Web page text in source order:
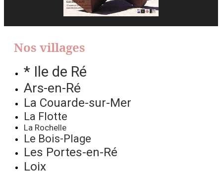
Nos villages
* Ile de Ré
Ars-en-Ré
La Couarde-sur-Mer
La Flotte
La Rochelle
Le Bois-Plage
Les Portes-en-Ré
Loix